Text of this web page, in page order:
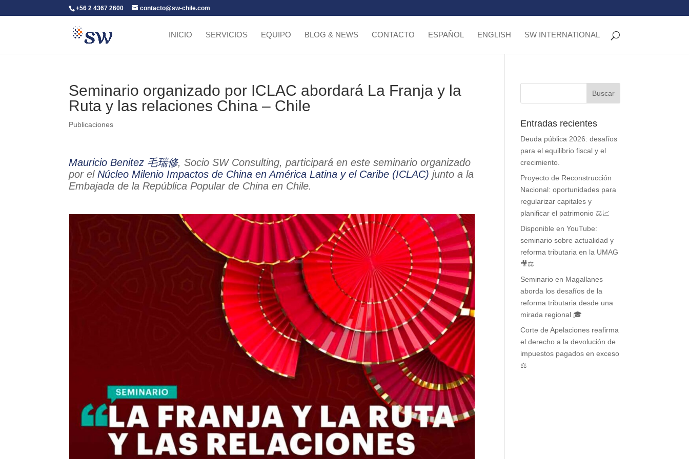
+56 2 4367 2600 contacto@sw-chile.com
INICIO SERVICIOS EQUIPO BLOG & NEWS CONTACTO ESPAÑOL ENGLISH SW INTERNATIONAL
Seminario organizado por ICLAC abordará La Franja y la
Ruta y las relaciones China – Chile
Publicaciones
Mauricio Benitez 毛瑞修, Socio SW Consulting, participará en este seminario organizado
por elNúcleo Milenio Impactos de China en América Latina y el Caribe (ICLAC) junto a la
Embajada de la República Popular de China en Chile.
Entradas recientes
Deuda pública 2026: desafíos
para el equilibrio fiscal y el
crecimiento.
Proyecto de Reconstrucción
Nacional: oportunidades para
regularizar capitales y
planificar el patrimonio ⚖️📈
Disponible en YouTube:
seminario sobre actualidad y
reforma tributaria en la UMAG
🎥⚖️
Seminario en Magallanes
aborda los desafíos de la
reforma tributaria desde una
mirada regional 🎓
Corte de Apelaciones reafirma
el derecho a la devolución de
impuestos pagados en exceso
⚖️